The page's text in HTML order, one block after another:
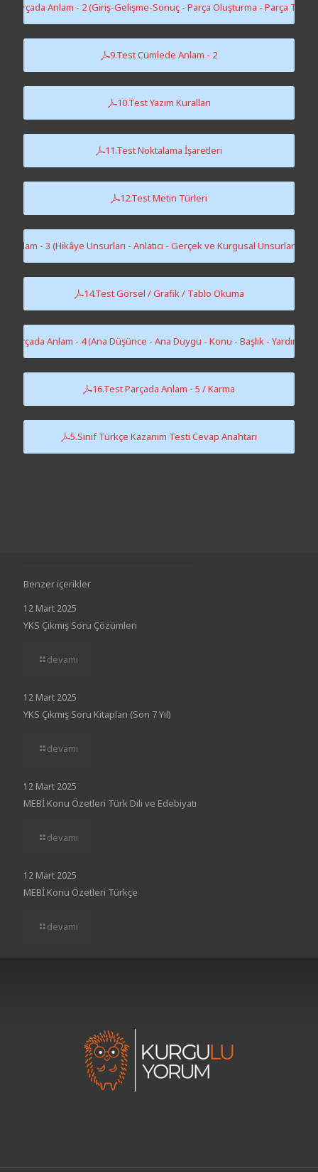
Parçada Anlam - 2 (Giriş-Gelişme-Sonuç - Parça Oluşturma - Parça
9.Test Cümlede Anlam - 2
10.Test Yazım Kuralları
11.Test Noktalama İşaretleri
12.Test Metin Türleri
Anlam - 3 (Hikâye Unsurları - Anlatıcı - Gerçek ve Kurgusal Unsurlar -
14.Test Görsel / Grafik / Tablo Okuma
Parçada Anlam - 4 (Ana Düşünce - Ana Duygu - Konu - Başlık - Yardımcı
16.Test Parçada Anlam - 5 / Karma
5.Sınıf Türkçe Kazanım Testi Cevap Anahtarı
Benzer içerikler
12 Mart 2025
YKS Çıkmış Soru Çözümleri
devamı
12 Mart 2025
YKS Çıkmış Soru Kitapları (Son 7 Yıl)
devamı
12 Mart 2025
MEBİ Konu Özetleri Türk Dili ve Edebiyatı
devamı
12 Mart 2025
MEBİ Konu Özetleri Türkçe
devamı